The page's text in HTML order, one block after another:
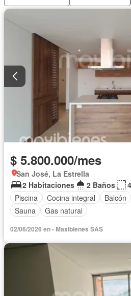
$ 5.800.000/mes
San José, La Estrella
2 Habitaciones
2 Baños
Piscina
Cocina integral Balcón
Sauna
Gas natural
02/06/2026 en - Maxibienes SAS